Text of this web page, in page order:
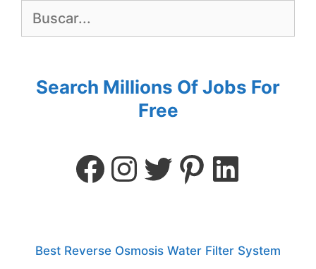
Search Millions Of Jobs For
Free
Best Reverse Osmosis Water Filter System